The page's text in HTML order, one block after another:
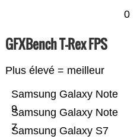
0
GFXBench T-Rex FPS
Plus élevé = meilleur
Samsung Galaxy S7
Samsung Galaxy Note
7
Samsung Galaxy Note
9